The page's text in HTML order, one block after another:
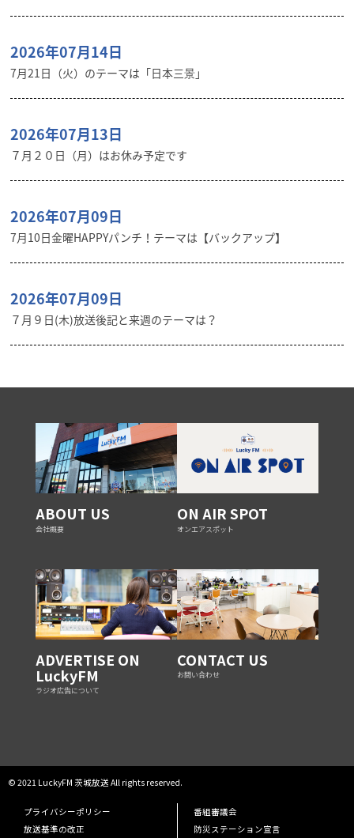
2026年07月14日
7月21日（火）のテーマは「日本三景」
2026年07月13日
７月２０日（月）はお休み予定です
2026年07月09日
7月10日金曜HAPPYパンチ！テーマは【バックアップ】
2026年07月09日
７月９日(木)放送後記と来週のテーマは？
ABOUT US
会社概要
ON AIR SPOT
オンエアスポット
ADVERTISE ON
LuckyFM
ラジオ広告について
CONTACT US
お問い合わせ
© 2021 LuckyFM 茨城放送 All rights reserved.
プライバシーポリシー
番組審議会
放送基準の改正
防災ステーション宣言